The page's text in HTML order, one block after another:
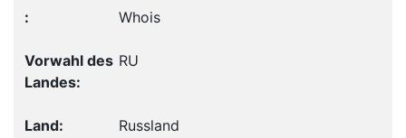
Whois
RU
Russland